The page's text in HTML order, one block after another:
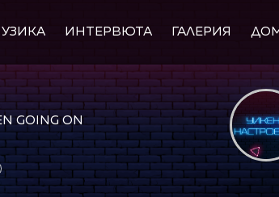
ИНТЕРВЮТА ГАЛЕРИЯ
GOING ON